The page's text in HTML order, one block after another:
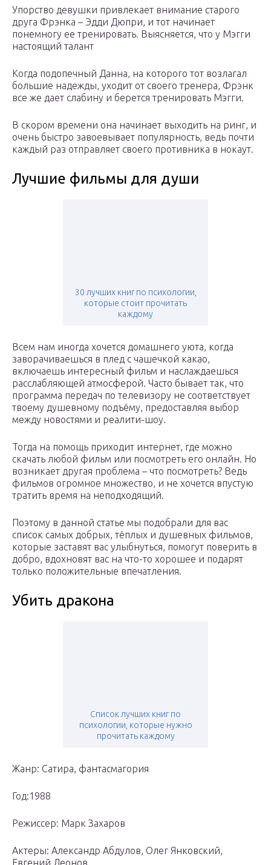
Упорство девушки привлекает внимание старого
друга Фрэнка – Эдди Дюпри, и тот начинает
понемногу ее тренировать. Выясняется, что у Мэгги
настоящий талант
Когда подопечный Данна, на которого тот возлагал
большие надежды, уходит от своего тренера, Фрэнк
все же дает слабину и берется тренировать Мэгги.
В скором времени она начинает выходить на ринг, и
очень быстро завоевывает популярность, ведь почти
каждый раз отправляет своего противника в нокаут.
Лучшие фильмы для души
30 лучших книг по психологии,
которые стоит прочитать
каждому
Всем нам иногда хочется домашнего уюта, когда
заворачиваешься в плед с чашечкой какао,
включаешь интересный фильм и наслаждаешься
расслабляющей атмосферой. Часто бывает так, что
программа передач по телевизору не соответствует
твоему душевному подъёму, предоставляя выбор
между новостями и реалити-шоу.
Тогда на помощь приходит интернет, где можно
скачать любой фильм или посмотреть его онлайн. Но
возникает другая проблема – что посмотреть? Ведь
фильмов огромное множество, и не хочется впустую
тратить время на неподходящий.
Поэтому в данной статье мы подобрали для вас
список самых добрых, тёплых и душевных фильмов,
которые заставят вас улыбнуться, помогут поверить в
добро, вдохновят вас на что-то хорошее и подарят
только положительные впечатления.
Убить дракона
Список лучших книг по
психологии, которые нужно
прочитать каждому
Жанр: Сатира, фантасмагория
Год:1988
Режиссер: Марк Захаров
Актеры: Александр Абдулов, Олег Янковский,
Евгений Леонов